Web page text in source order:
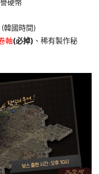
硬幣
韓國時間)
軸(必掉) 、稀有製作秘